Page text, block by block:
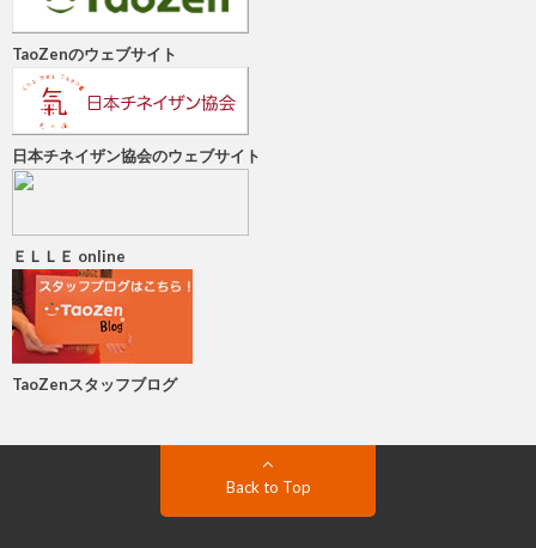
TaoZenのウェブサイト
日本チネイザン協会のウェブサイト
ＥＬＬＥ online
TaoZenスタッフブログ
Back to Top